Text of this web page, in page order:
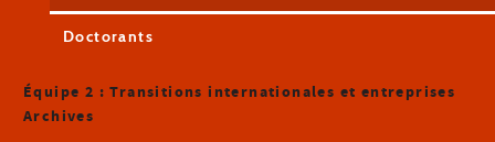
Doctorants
Équipe 2 : Transitions internationales et entreprises
Archives